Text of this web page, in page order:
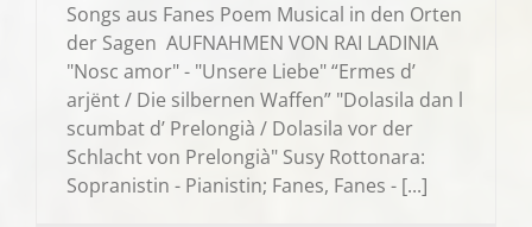
Songs aus Fanes Poem Musical in den Orten
der Sagen AUFNAHMEN VON RAI LADINIA
"Nosc amor" - "Unsere Liebe" “Ermes d’
arjënt / Die silbernen Waffen” "Dolasila dan l
scumbat d’ Prelongià / Dolasila vor der
Schlacht von Prelongià" Susy Rottonara:
Sopranistin - Pianistin; Fanes, Fanes - [...]